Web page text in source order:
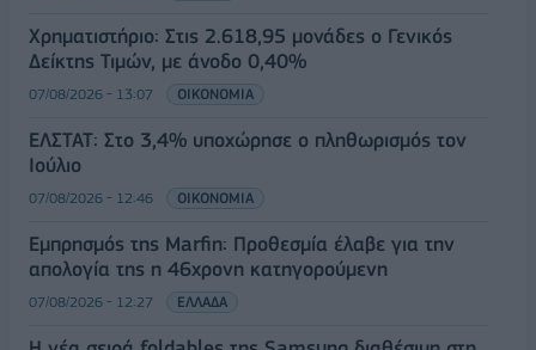
Χρηματιστήριο: Στις 2.618,95 μονάδες ο Γενικός
Δείκτης Τιμών, με άνοδο 0,40%
07/08/2026 - 13:07 ΟΙΚΟΝΟΜΙΑ
ΕΛΣΤΑΤ: Στο 3,4% υποχώρησε ο πληθωρισμός τον
Ιούλιο
07/08/2026 - 12:46 ΟΙΚΟΝΟΜΙΑ
Εμπρησμός της Marfin: Προθεσμία έλαβε για την
απολογία της η 46χρονη κατηγορούμενη
07/08/2026 - 12:27 ΕΛΛΑΔΑ